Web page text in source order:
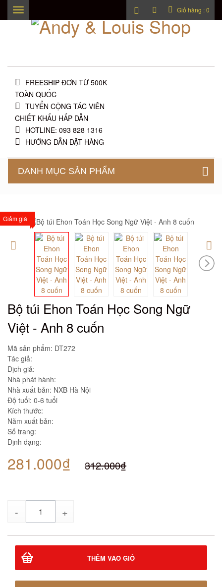
Toggle
navigation
Giỏ hàng :0
FREESHIP ĐƠN TỪ 500K
TOÀN QUỐC
TUYỂN CỘNG TÁC VIÊN
CHIẾT KHẤU HẤP DẪN
HOTLINE: 093 828 1316
HƯỚNG DẪN ĐẶT HÀNG
DANH MỤC SẢN PHẨM
Hàng mới
Giảm giá
Bộ túi Ehon Toán Học Song Ngữ
Việt - Anh 8 cuốn
Mã sản phẩm: DT272
Tác giả:
Dịch giả:
Nhà phát hành:
Nhà xuất bản: NXB Hà Nội
Độ tuổi: 0-6 tuổi
Kích thước:
Năm xuất bản:
Số trang:
Định dạng:
281.000₫ 312.000₫
lượng
THÊM VÀO GIỎ